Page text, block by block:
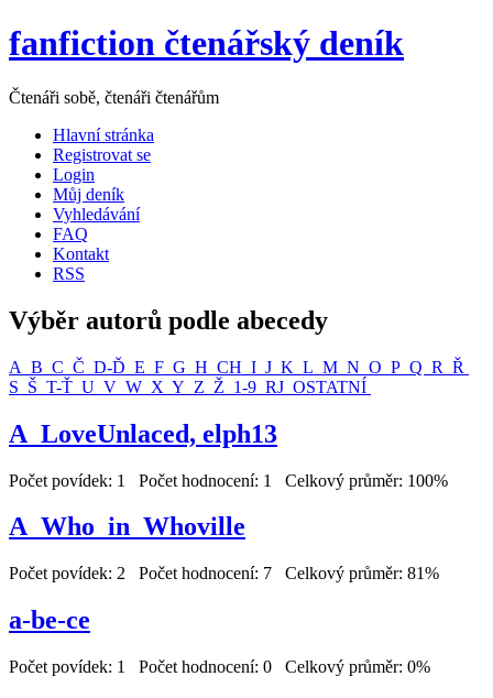
fanfiction čtenářský deník
Čtenáři sobě, čtenáři čtenářům
Hlavní stránka
Registrovat se
Login
Můj deník
Vyhledávání
FAQ
Kontakt
RSS
Výběr autorů podle abecedy
A B C Č D-Ď E F G H CH I J K L M N O P Q R Ř
S Š T-Ť U V W X Y Z Ž 1-9 RJ OSTATNÍ
A_LoveUnlaced, elph13
Počet povídek: 1 Počet hodnocení: 1 Celkový průměr: 100%
A_Who_in_Whoville
Počet povídek: 2 Počet hodnocení: 7 Celkový průměr: 81%
a-be-ce
Počet povídek: 1 Počet hodnocení: 0 Celkový průměr: 0%